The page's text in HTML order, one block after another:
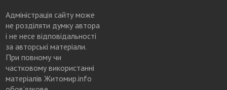
Адміністрація сайту може
не розділяти думку автора
і не несе відповідальності
за авторські матеріали.
При повному чи
частковому використанні
матеріалів Житомир.info